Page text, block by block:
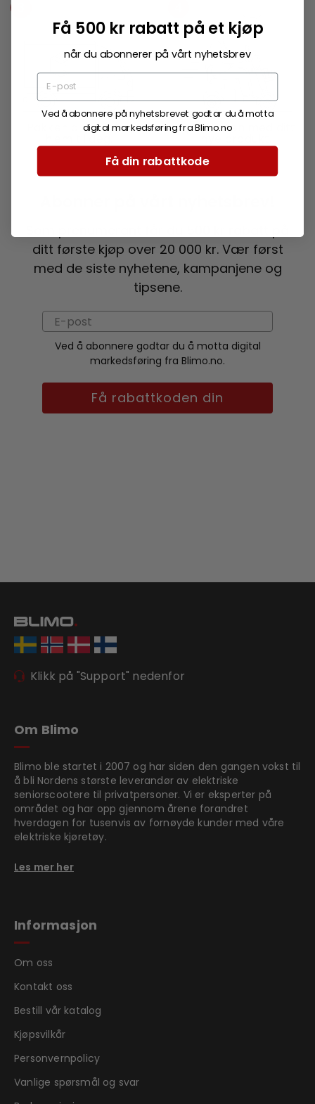
Pakken din sendes Nyt friheten med ditt
ditt første kjøp over 20 000 kr. Vær først
med de siste nyhetene, kampanjene og
tipsene.
Ved å abonnere godtar du å motta digital
markedsføring fra Blimo.no.
Få rabattkoden din
Klikk på "Support" nedenfor
Om Blimo
Blimo ble startet i 2007 og har siden den gangen vokst til
å bli Nordens største leverandør av elektriske
seniorscootere til privatpersoner. Vi er eksperter på
området og har opp gjennom årene forandret
hverdagen for tusenvis av fornøyde kunder med våre
elektriske kjøretøy.
Les mer her
Informasjon
Om oss
Kontakt oss
Bestill vår katalog
Kjøpsvilkår
Personvernpolicy
Vanlige spørsmål og svar
Få 500 kr rabatt på et kjøp
når du abonnerer på vårt nyhetsbrev
Ved å abonnere på nyhetsbrevet godtar du å motta
digital markedsføring fra Blimo.no
Få din rabattkode